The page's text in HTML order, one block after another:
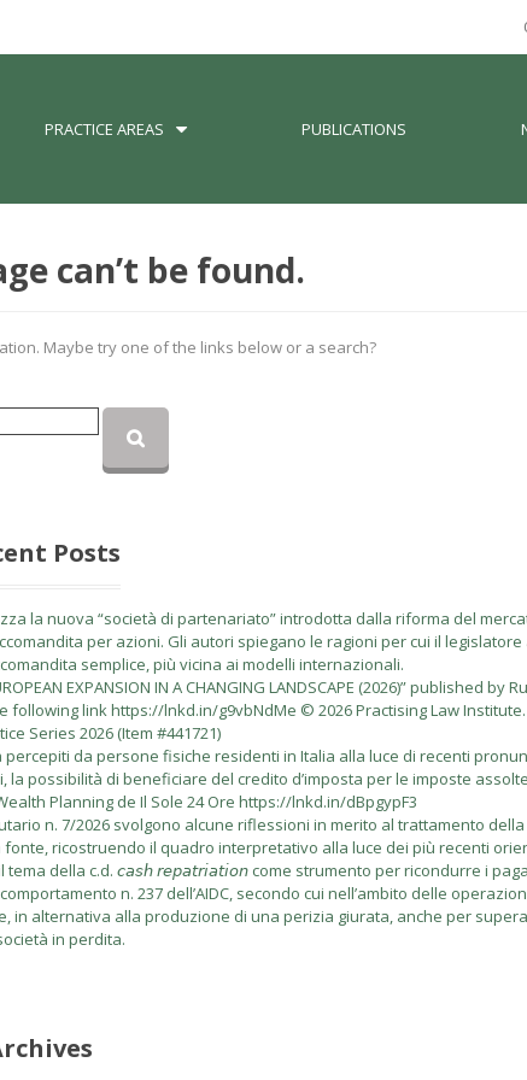
PRACTICE AREAS PUBLICATIONS
can’t be found.
Maybe try one of the links below or a search?
Posts
la nuova “società di partenariato” introdotta dalla riforma del
per azioni. Gli autori spiegano le ragioni per cui il
semplice, più vicina ai modelli internazionali.
EXPANSION IN A CHANGING LANDSCAPE (2026)” published by
link https://lnkd.in/g9vbNdMe © 2026 Practising Law
Series 2026 (Item #441721)
da persone fisiche residenti in Italia alla luce di recenti
possibilità di beneficiare del credito d’imposta per le imposte
Planning de Il Sole 24 Ore https://lnkd.in/dBpgypF3
n. 7/2026 svolgono alcune riflessioni in merito al trattamento della
ricostruendo il quadro interpretativo alla luce dei più recenti
della c.d. 𝘤𝘢𝘴𝘩 𝘳𝘦𝘱𝘢𝘵𝘳𝘪𝘢𝘵𝘪𝘰𝘯 come strumento per ricondurre i
n. 237 dell’AIDC, secondo cui nell’ambito delle
alternativa alla produzione di una perizia giurata, anche per
in perdita.